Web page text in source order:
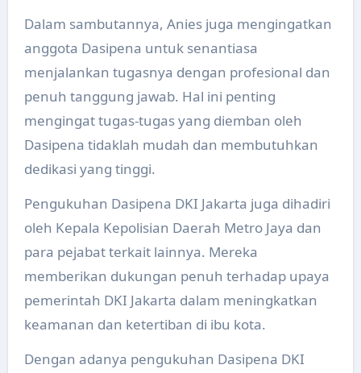
Dalam sambutannya, Anies juga mengingatkan
anggota Dasipena untuk senantiasa
menjalankan tugasnya dengan profesional dan
penuh tanggung jawab. Hal ini penting
mengingat tugas-tugas yang diemban oleh
Dasipena tidaklah mudah dan membutuhkan
dedikasi yang tinggi.
Pengukuhan Dasipena DKI Jakarta juga dihadiri
oleh Kepala Kepolisian Daerah Metro Jaya dan
para pejabat terkait lainnya. Mereka
memberikan dukungan penuh terhadap upaya
pemerintah DKI Jakarta dalam meningkatkan
keamanan dan ketertiban di ibu kota.
Dengan adanya pengukuhan Dasipena DKI